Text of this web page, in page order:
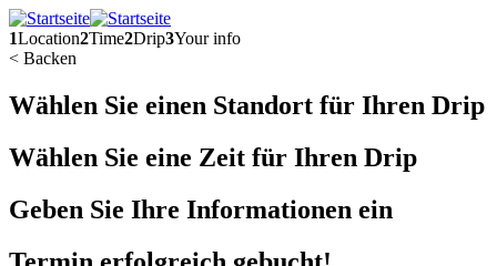
1Location2Time2Drip3Your info
< Backen
Wählen Sie einen Standort für Ihren Drip
Wählen Sie eine Zeit für Ihren Drip
Geben Sie Ihre Informationen ein